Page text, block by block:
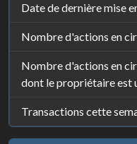
Date de dernière mise
Nombre d'actions en
Nombre d'actions en
dont le propriétaire est
Transactions cette